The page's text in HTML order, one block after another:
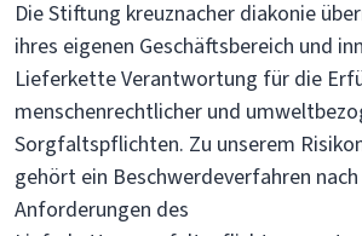
Die Stiftung kreuznacher diakonie
ihres eigenen Geschäftsbereich und
Lieferkette Verantwortung für die
menschenrechtlicher und
Sorgfaltspflichten. Zu unserem
gehört ein Beschwerdeverfahren
Anforderungen des